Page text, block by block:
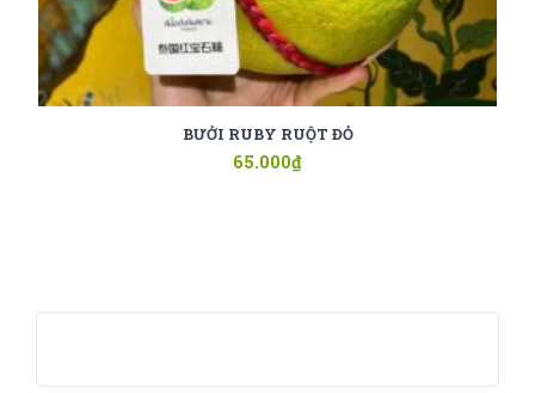
BƯỞI RUBY RUỘT ĐỎ
65.000₫